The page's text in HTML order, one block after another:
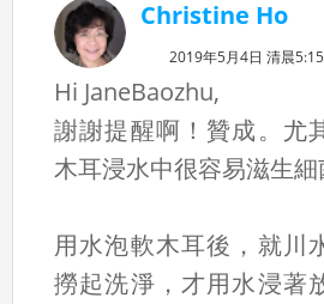
Christine Ho
2019年5月4日 清晨5:15
Hi JaneBaozhu,
謝謝提醒啊！贊成。尤
木耳浸水中很容易滋生細
用水泡軟木耳後，就川
撈起洗淨，才用水浸著